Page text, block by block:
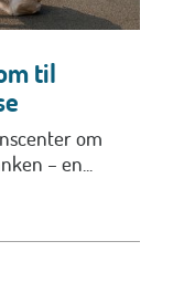
til
om
– en...